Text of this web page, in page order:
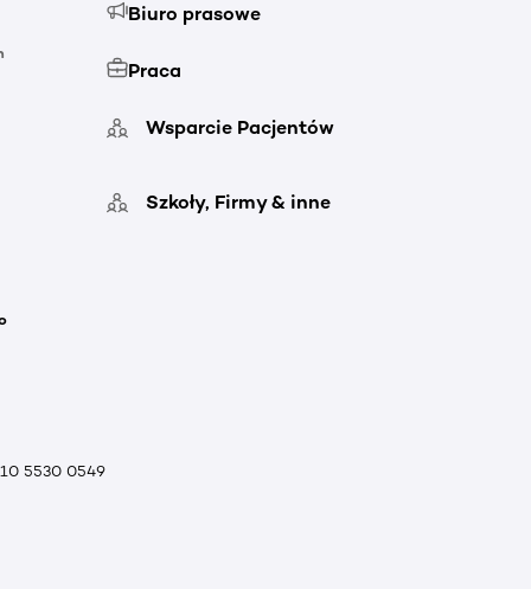
Biuro prasowe
Praca
Wsparcie Pacjentów
Szkoły, Firmy & inne
5530 0549